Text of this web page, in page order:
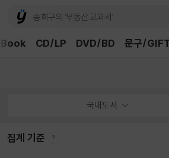
eBook CD/LP DVD/BD 문구/
국내도서
집계 기준